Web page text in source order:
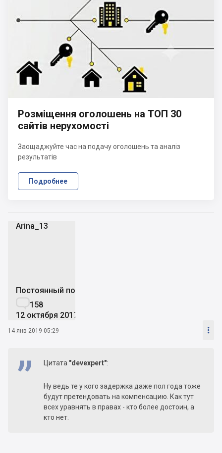
Arina_13
Постоянный пользователь
158
12 октября 2017
14 янв 2019 05:29 
Цитата "devexpert":
Ну ведь те у кого задержка даже пол года тоже
будут претендовать на компенсацию. Как тут
всех уравнять в правах - кто более достоин, а
кто нет.
Розміщення оголошень на ТОП 30
сайтів нерухомості
Заощаджуйте час на подачу оголошень та аналіз
результатів
Подробнее